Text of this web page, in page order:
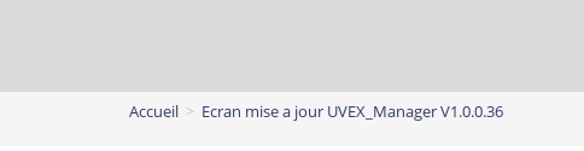
Accueil > Ecran mise a jour UVEX_Manager V1.0.0.36